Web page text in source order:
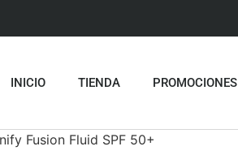
INICIO TIENDA PROMOCIONES
Fusion Fluid SPF 50+